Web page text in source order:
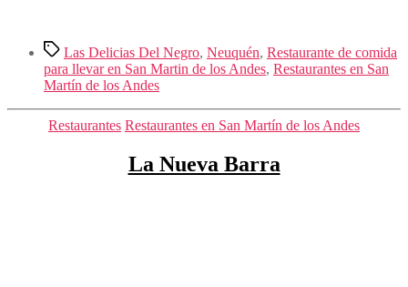
Etiquetas
Las Delicias Del Negro, Neuquén, Restaurante de comida
para llevar en San Martin de los Andes, Restaurantes en San
Martín de los Andes
Categorías
Restaurantes Restaurantes en San Martín de los Andes
La Nueva Barra